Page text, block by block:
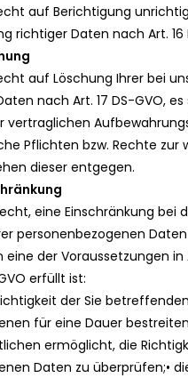
auf Berichtigung
richtiger Daten nach Art. 16
auf Löschung Ihrer bei
nach Art. 17 DS-GVO, es
vertraglichen
Pflichten bzw. Rechte zur
dieser entgegen.
eine Einschränkung bei
personenbezogenen
der Voraussetzungen in
erfüllt ist:
der Sie betreffenden
für eine Dauer
ermöglicht, die
Daten zu überprüfen;•